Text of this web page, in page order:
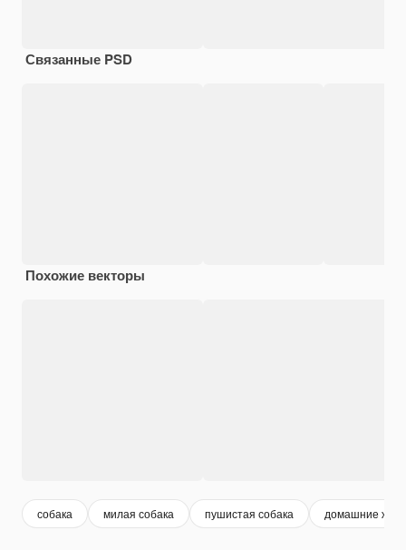
Связанные PSD
Похожие векторы
собака милая собака пушистая собака домашние